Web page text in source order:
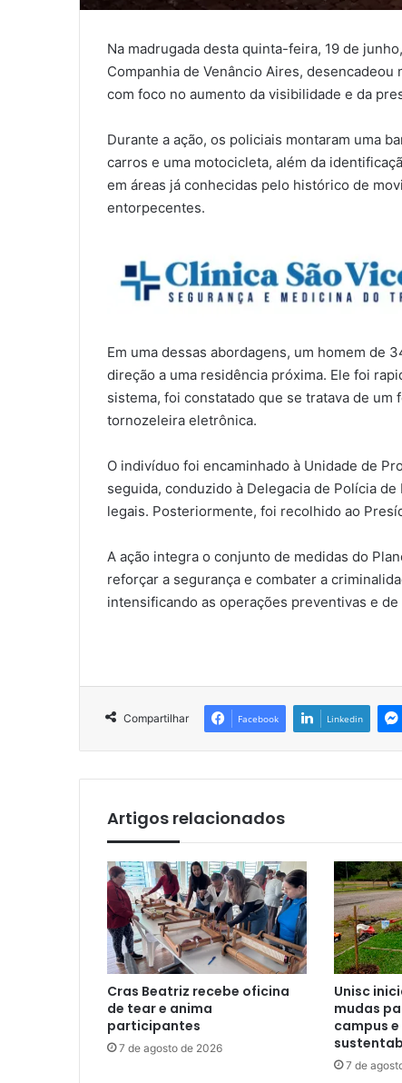
Na madrugada desta quinta-feira, 19 de
Companhia de Venâncio Aires, desencadeou
com foco no aumento da visibilidade e da
Durante a ação, os policiais montaram uma
carros e uma motocicleta, além da
em áreas já conhecidas pelo histórico de
entorpecentes.
Em uma dessas abordagens, um homem de
direção a uma residência próxima. Ele foi
sistema, foi constatado que se tratava de
tornozeleira eletrônica.
O indivíduo foi encaminhado à Unidade de
seguida, conduzido à Delegacia de Polícia
legais. Posteriormente, foi recolhido ao
A ação integra o conjunto de medidas do
reforçar a segurança e combater a
intensificando as operações preventivas e
Compartilhar Facebook Linkedin
Artigos relacionados
Cras Beatriz recebe oficina
de tear e anima
participantes
7 de agosto de 2026
Unisc
mudas
campus
7 de